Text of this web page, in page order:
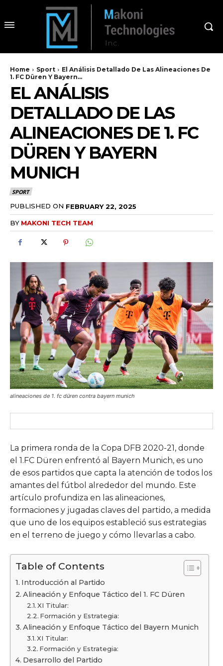
Home Sport
El Análisis Detallado De Las Alineaciones De
1. FC Düren Y Bayern...
EL ANÁLISIS
DETALLADO DE LAS
ALINEACIONES DE 1. FC
DÜREN Y BAYERN
MUNICH
SPORT
PUBLISHED ON FEBRUARY 22, 2025
BY MAKONI TECH TEAM
alineaciones de 1. fc düren contra bayern munich
La primera ronda de la Copa DFB 2020-21, donde
el 1.FC Düren enfrentó al Bayern Munich, es uno
de esos partidos que capta la atención de todos los
amantes del fútbol alrededor del mundo. Este
artículo profundiza en las alineaciones,
formaciones y jugadas claves del partido, a medida
que uno de los equipos estableció sus estrategias
en el terreno de juego y cómo llevarlas a cabo.
Table of Contents
Introducción al Partido
Alineación y Enfoque Táctico del 1. FC Düren
XI Titular:
Formación y Estrategia:
Alineación y Enfoque Táctico del Bayern Munich
XI Titular:
Formación y Estrategia:
Desarrollo del Partido